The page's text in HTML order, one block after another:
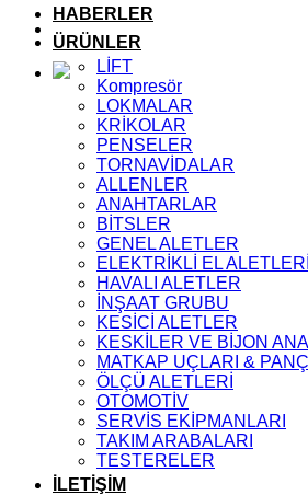
HABERLER
ÜRÜNLER
LİFT
Kompresör
LOKMALAR
KRİKOLAR
PENSELER
TORNAVİDALAR
ALLENLER
ANAHTARLAR
BİTSLER
GENEL ALETLER
ELEKTRİKLİ EL ALETLERİ
HAVALI ALETLER
İNŞAAT GRUBU
KESİCİ ALETLER
KESKİLER VE BİJON
MATKAP UÇLARI &
ÖLÇÜ ALETLERİ
OTOMOTİV
SERVİS EKİPMANLARI
TAKIM ARABALARI
TESTERELER
İLETİŞİM